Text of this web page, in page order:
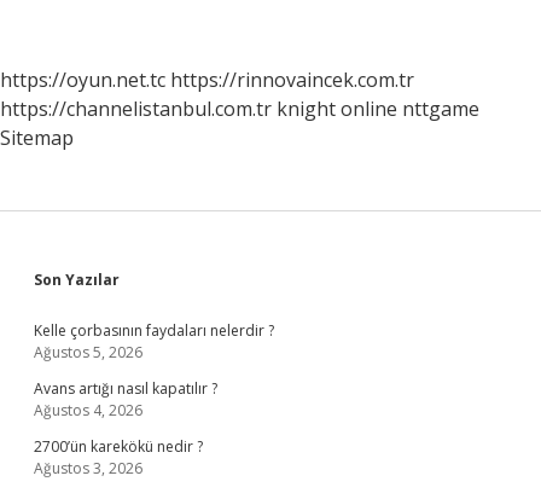
https://oyun.net.tc https://rinnovaincek.com.tr
https://channelistanbul.com.tr knight online nttgame
Sitemap
Sidebar
Son Yazılar
Kelle çorbasının faydaları nelerdir ?
Ağustos 5, 2026
Avans artığı nasıl kapatılır ?
Ağustos 4, 2026
2700’ün karekökü nedir ?
Ağustos 3, 2026